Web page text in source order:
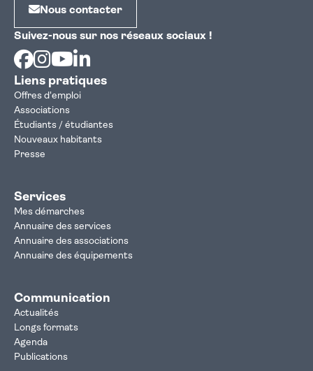
Nous contacter
Suivez-nous sur nos réseaux sociaux !
Facebook
Instagram
Youtube
Liens pratiques
Offres d'emploi
Associations
Étudiants / étudiantes
Nouveaux habitants
Presse
Services
Mes démarches
Annuaire des services
Annuaire des associations
Annuaire des équipements
Communication
Actualités
Longs formats
Agenda
Publications